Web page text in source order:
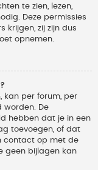
te zien, lezen,
Deze permissies
krijgen, zij zijn dus
opnemen.
kan per forum, per
worden. De
hebben dat je in een
toevoegen, of dat
contact op met de
geen bijlagen kan